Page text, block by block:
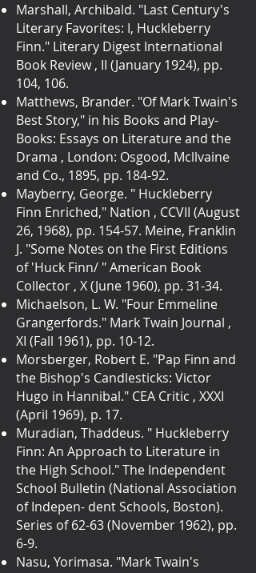
Marshall, Archibald. "Last Century's
Literary Favorites: I, Huckleberry
Finn." Literary Digest International
Book Review , II (January 1924), pp.
104, 106.
Matthews, Brander. "Of Mark Twain's
Best Story," in his Books and Play-
Books: Essays on Literature and the
Drama , London: Osgood, Mcllvaine
and Co., 1895, pp. 184-92.
Mayberry, George. " Huckleberry
Finn Enriched," Nation , CCVII (August
26, 1968), pp. 154-57. Meine, Franklin
J. "Some Notes on the First Editions
of 'Huck Finn/ " American Book
Collector , X (June 1960), pp. 31-34.
Michaelson, L. W. "Four Emmeline
Grangerfords." Mark Twain Journal ,
XI (Fall 1961), pp. 10-12.
Morsberger, Robert E. "Pap Finn and
the Bishop's Candlesticks: Victor
Hugo in Hannibal." CEA Critic , XXXI
(April 1969), p. 17.
Muradian, Thaddeus. " Huckleberry
Finn: An Approach to Literature in
the High School." The Independent
School Bulletin (National Association
of Indepen- dent Schools, Boston).
Series of 62-63 (November 1962), pp.
6-9.
Nasu, Yorimasa. "Mark Twain's